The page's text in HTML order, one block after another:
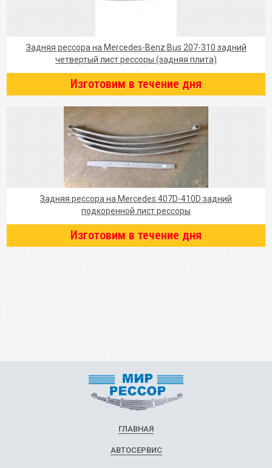
Задняя рессора на Mercedes-Benz Bus 207-310 задний
четвертый лист рессоры (задняя плита)
Изготовим в течение дня
Задняя рессора на Mercedes 407D-410D задний
подкоренной лист рессоры
Изготовим в течение дня
ГЛАВНАЯ
АВТОСЕРВИС